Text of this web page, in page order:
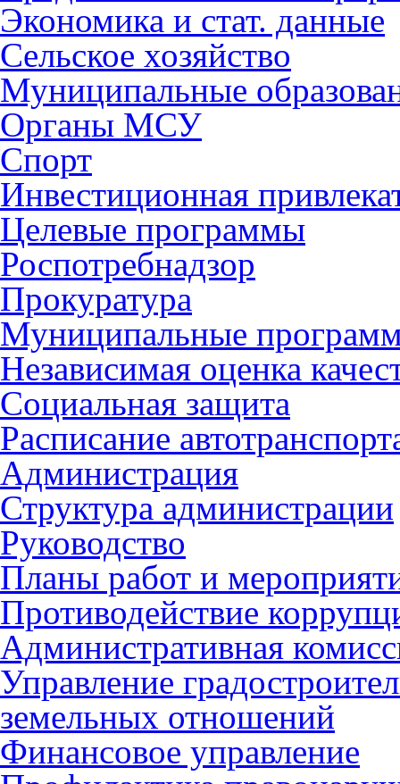
Экономика и стат. данные
Сельское хозяйство
Муниципальные
Органы МСУ
Спорт
Инвестиционная
Целевые программы
Роспотребнадзор
Прокуратура
Муниципальные
Независимая оценка
Социальная защита
Расписание
Администрация
Структура администрации
Руководство
Планы работ и
Противодействие
Административная
Управление
земельных отношений
Финансовое управление